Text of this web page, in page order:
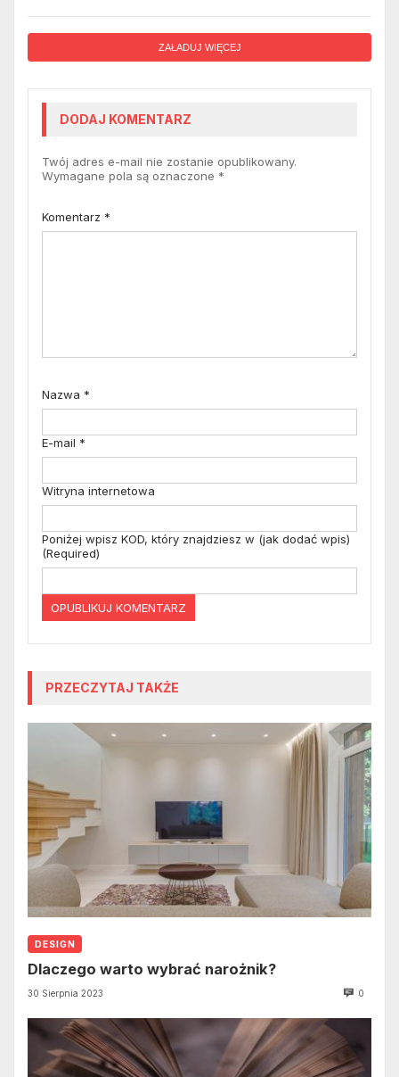
ZAŁADUJ WIĘCEJ
DODAJ KOMENTARZ
Twój adres e-mail nie zostanie opublikowany.
Wymagane pola są oznaczone *
Komentarz *
Nazwa *
E-mail *
Witryna internetowa
Poniżej wpisz KOD, który znajdziesz w (jak dodać wpis)
(Required)
PRZECZYTAJ TAKŻE
DESIGN
Dlaczego warto wybrać narożnik?
30 Sierpnia 2023 0